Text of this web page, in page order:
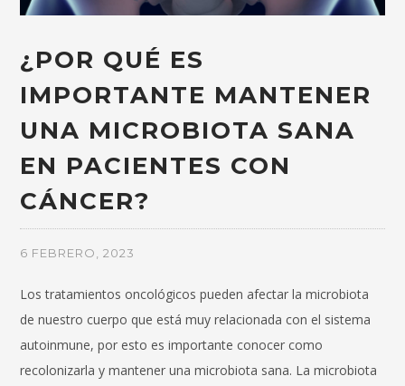
¿POR QUÉ ES
IMPORTANTE MANTENER
UNA MICROBIOTA SANA
EN PACIENTES CON
CÁNCER?
6 FEBRERO, 2023
Los tratamientos oncológicos pueden afectar la microbiota
de nuestro cuerpo que está muy relacionada con el sistema
autoinmune, por esto es importante conocer como
recolonizarla y mantener una microbiota sana. La microbiota